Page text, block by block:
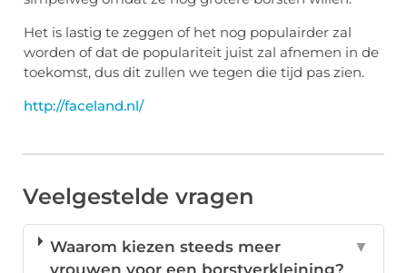
Het is lastig te zeggen of het nog populairder zal
worden of dat de populariteit juist zal afnemen in de
toekomst, dus dit zullen we tegen die tijd pas zien.
http://faceland.nl/
Veelgestelde vragen
Waarom kiezen steeds meer
▼